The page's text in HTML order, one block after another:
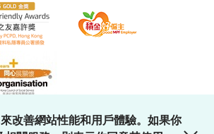
改善網站性能和用戶體驗。如果你
close cookies alert